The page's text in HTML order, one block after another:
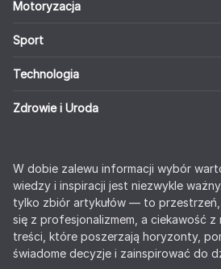
Motoryzacja
Sport
Technologia
Zdrowie i Uroda
W dobie zalewu informacji wybór
wiedzy i inspiracji jest niezwykle
tylko zbiór artykułów — to
się z profesjonalizmem, a ciekawość
treści, które poszerzają horyzonty,
świadome decyzje i zainspirować do